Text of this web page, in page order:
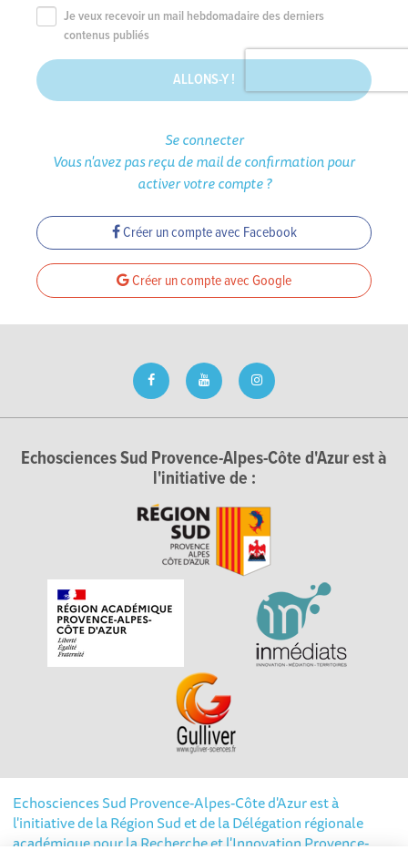
Je veux recevoir un mail hebdomadaire des derniers
contenus publiés
ALLONS-Y !
Se connecter
Vous n'avez pas reçu de mail de confirmation pour
activer votre compte ?
Créer un compte avec Facebook
Créer un compte avec Google
Echosciences Sud Provence-Alpes-Côte d'Azur est à
l'initiative de :
Echosciences Sud Provence-Alpes-Côte d'Azur est à
l'initiative de la Région Sud et de la Délégation régionale
académique pour la Recherche et l'Innovation Provence-